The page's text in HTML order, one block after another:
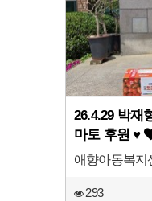
26.4.29 박재
마토 후원 ♥
애향아동복지
293